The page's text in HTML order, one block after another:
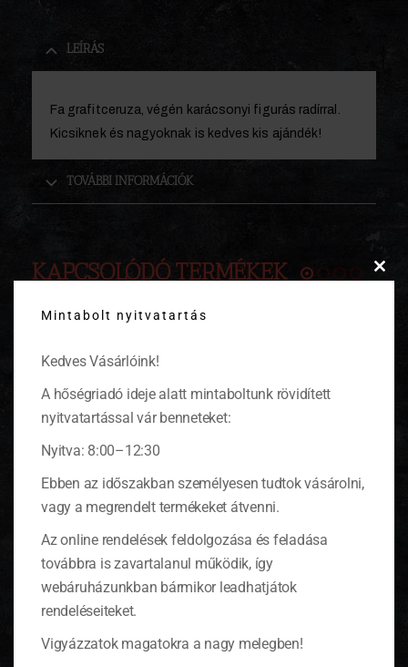
LEÍRÁS
Fa grafitceruza, végén karácsonyi figurás radírral.
Kicsiknek és nagyoknak is kedves kis ajándék!
TOVÁBBI INFORMÁCIÓK
KAPCSOLÓDÓ TERMÉKEK
Mintabolt nyitvatartás
Kedves Vásárlóink!
A hőségriadó ideje alatt mintaboltunk rövidített
nyitvatartással vár benneteket:
Nyitva: 8:00–12:30
Ebben az időszakban személyesen tudtok vásárolni,
vagy a megrendelt termékeket átvenni.
Az online rendelések feldolgozása és feladása
továbbra is zavartalanul működik, így
webáruházunkban bármikor leadhatjátok
rendeléseiteket.
Vigyázzatok magatokra a nagy melegben!